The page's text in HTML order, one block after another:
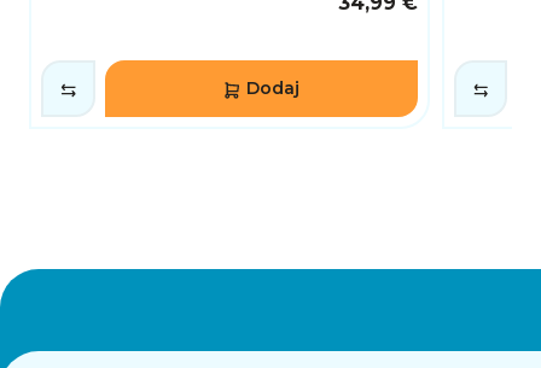
Dodaj